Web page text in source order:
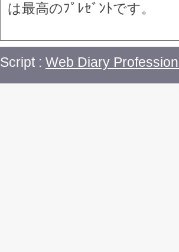
は最高のﾌﾟﾚｾﾞﾝﾄです。
Script : Web Diary